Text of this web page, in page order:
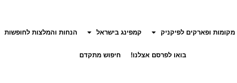
מקומות ופארקים לפיקניק קמפינג בישראל הנחות והמלצות לחופשות
בואו לפרסם אצלנו! חיפוש מתקדם